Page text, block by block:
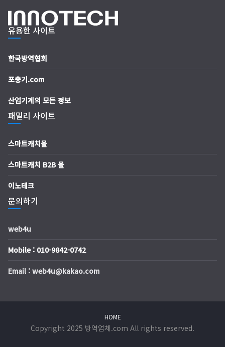
유용한 사이트
한국방역협회
포충기.com
산업기계의 모든 정보
패밀리 사이트
스마트캐치몰
스마트캐치 B2B 몰
이노테크
문의하기
web4u
Mobile : 010-9842-0742
Email : web4u@kakao.com
HOME
Copyright 2025 방역업체.com All rights reserved.